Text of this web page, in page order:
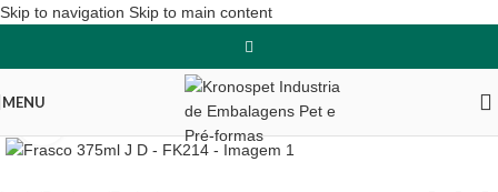
Skip to navigation Skip to main content
MENU
Clique para ampliar